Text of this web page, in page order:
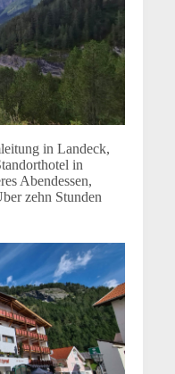
in Landeck,
in
Abendessen,
zehn Stunden